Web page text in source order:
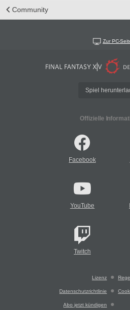
Community
Zur PC-
Spiel
Offizielle
Facebook
YouTube
Twitch
Lizenz
Datenschutzrichtlinie
Abo jetzt kündigen